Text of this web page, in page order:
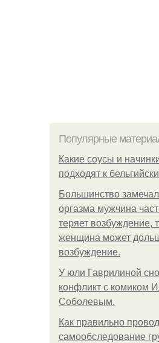
Популярные
Какие соусы и
подходят к
Большинство
оргазма мужчина
теряет возбуждение,
женщина может
возбуждение.
У юли Гаврилиной
конфликт с комиком
Соболевым.
Как правильно
самообследование